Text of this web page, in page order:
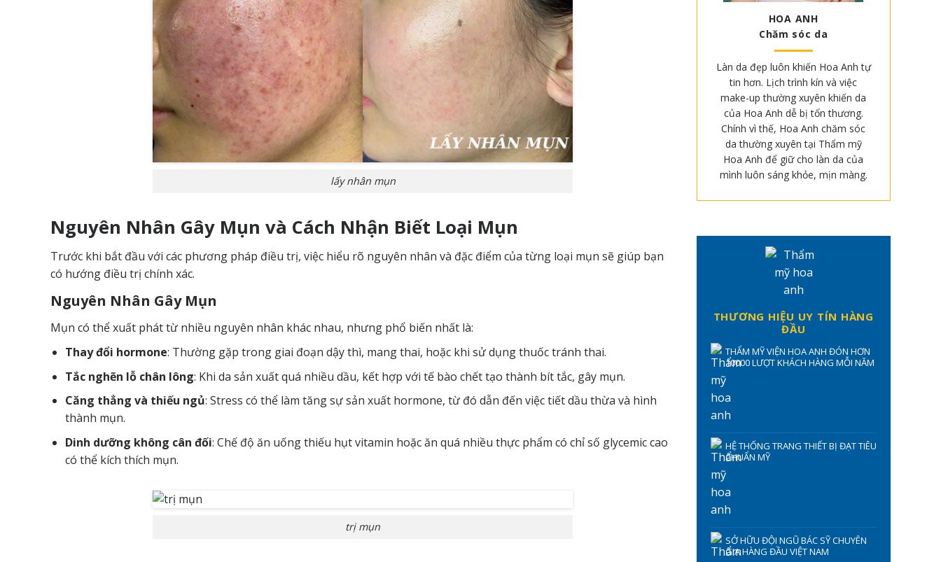
lấy nhân mụn
Nguyên Nhân Gây Mụn và Cách Nhận Biết Loại Mụn
Trước khi bắt đầu với các phương pháp điều trị, việc hiểu rõ nguyên nhân và đặc điểm của từng loại mụn sẽ giúp bạn
có hướng điều trị chính xác.
Nguyên Nhân Gây Mụn
Mụn có thể xuất phát từ nhiều nguyên nhân khác nhau, nhưng phổ biến nhất là:
Thay đổi hormone: Thường gặp trong giai đoạn dậy thì, mang thai, hoặc khi sử dụng thuốc tránh thai.
Tắc nghẽn lỗ chân lông: Khi da sản xuất quá nhiều dầu, kết hợp với tế bào chết tạo thành bít tắc, gây mụn.
Căng thẳng và thiếu ngủ: Stress có thể làm tăng sự sản xuất hormone, từ đó dẫn đến việc tiết dầu thừa và hình
thành mụn.
Dinh dưỡng không cân đối: Chế độ ăn uống thiếu hụt vitamin hoặc ăn quá nhiều thực phẩm có chỉ số glycemic cao
có thể kích thích mụn.
trị mụn
HOA ANH
Chăm sóc da
Làn da đẹp luôn khiến Hoa Anh tự
tin hơn. Lịch trình kín và việc
make-up thường xuyên khiến da
của Hoa Anh dễ bị tổn thương.
Chính vì thế, Hoa Anh chăm sóc
da thường xuyên tại Thẩm mỹ
Hoa Anh để giữ cho làn da của
mình luôn sáng khỏe, mịn màng.
THƯƠNG HIỆU UY TÍN HÀNG
ĐẦU
THẨM MỸ VIỆN HOA ANH ĐÓN HƠN
10000 LƯỢT KHÁCH HÀNG MỖI NĂM
HỆ THỐNG TRANG THIẾT BỊ ĐẠT TIÊU
CHUẨN MỸ
SỞ HỮU ĐỘI NGŨ BÁC SỸ CHUYÊN
GIA HÀNG ĐẦU VIỆT NAM